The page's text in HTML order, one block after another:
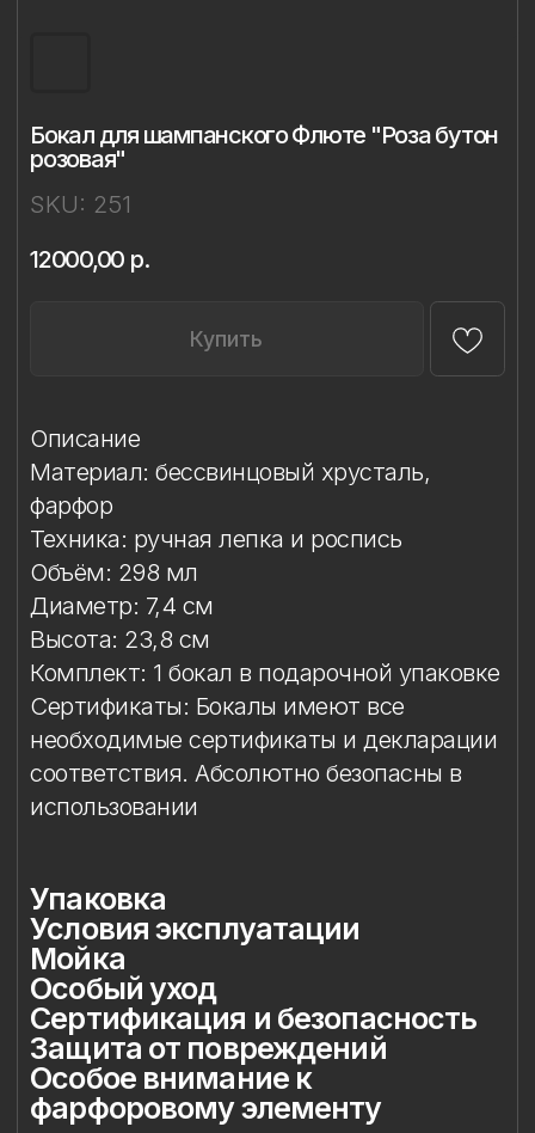
Купить
Описание
фарфор
Сертификаты: Бокалы имеют все
необходимые сертификаты и декларации
соответствия. Абсолютно безопасны в
использовании
Упаковка
Условия эксплуатации
Мойка
Особый уход
Сертификация и безопасность
Защита от повреждений
Особое внимание к
фарфоровому элементу
Упаковка
Подарочная упаковка входит
Условия эксплуатации
Бокал предназначен исключительно
для подачи напитков. Бокал
не предназначен для работы
в микроволновой печи.
Мойка
Допускается автоматическая мойка
в посудомоечной машине при
температуре не выше 45 °C. Ручная
мойка не рекомендуется, особенно
с воздействием на фарфоровый декор.